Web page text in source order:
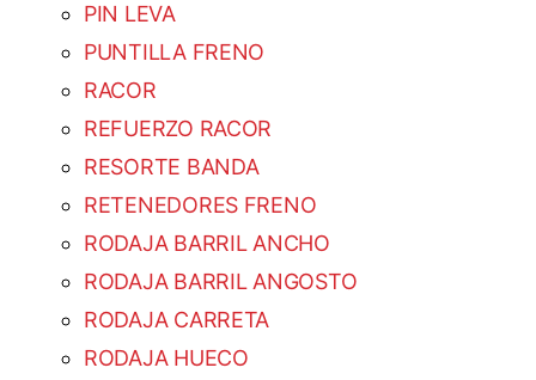
PIN LEVA
PUNTILLA FRENO
RACOR
REFUERZO RACOR
RESORTE BANDA
RETENEDORES FRENO
RODAJA BARRIL ANCHO
RODAJA BARRIL ANGOSTO
RODAJA CARRETA
RODAJA HUECO